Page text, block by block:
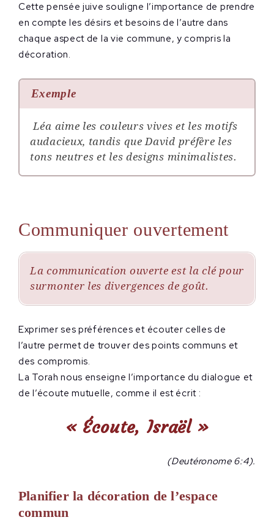
Cette pensée juive souligne l’importance de prendre
en compte les désirs et besoins de l’autre dans
chaque aspect de la vie commune, y compris la
décoration.
Exemple
Léa aime les couleurs vives et les motifs
audacieux, tandis que David préfère les
tons neutres et les designs minimalistes.
Communiquer ouvertement
La communication ouverte est la clé pour
surmonter les divergences de goût.
Exprimer ses préférences et écouter celles de
l’autre permet de trouver des points communs et
des compromis.
La Torah nous enseigne l’importance du dialogue et
de l’écoute mutuelle, comme il est écrit :
« Écoute, Israël »
(Deutéronome 6:4).
Planifier la décoration de l’espace
commun